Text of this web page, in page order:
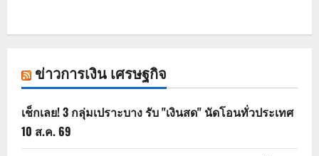
ข่าวการเงิน เศรษฐกิจ
เช็กเลย! 3 กลุ่มเปราะบาง รับ "เงินสด" นัดโอนทั่วประเทศ
10 ส.ค. 69